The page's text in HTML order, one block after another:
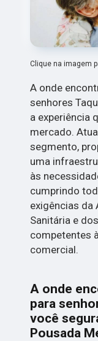
Clique na imagem
A onde
senhores
a experiência
mercado.
segmento,
uma
às
cumprindo
exigências da
Sanitária e
competentes
comercial.
A onde
para
você
Pousada